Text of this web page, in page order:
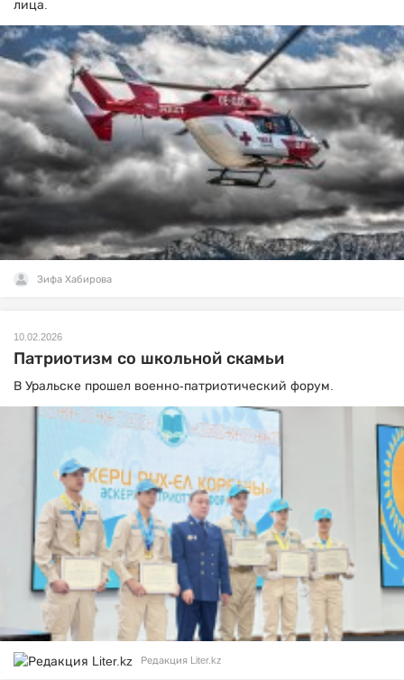
лица.
Зифа Хабирова
10.02.2026
Патриотизм со школьной скамьи
В Уральске прошел военно-патриотический форум.
Редакция Liter.kz